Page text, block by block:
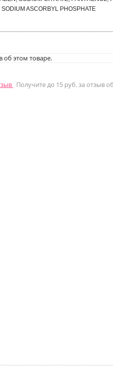
ASCORBYL PHOSPHATE
об этом товаре.
Получите до 15 руб. за отзыв